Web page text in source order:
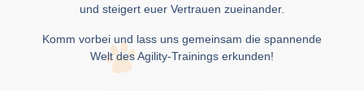
und steigert euer Vertrauen zueinander.
Komm vorbei und lass uns gemeinsam die spannende
Welt des Agility-Trainings erkunden!